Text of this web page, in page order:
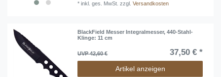
*inkl. ges. MwSt. zzgl.Versandkosten
BlackField Messer Integralmesser, 440-Stahl-
Klinge: 11 cm
UVP 42,60 € 37,50 € *
Artikel anzeigen